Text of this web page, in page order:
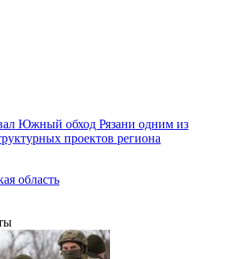
Южный обход Рязани одним из
проектов региона
область